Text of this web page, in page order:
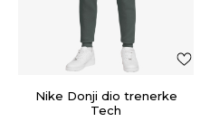
Nike Donji dio trenerke
Tech